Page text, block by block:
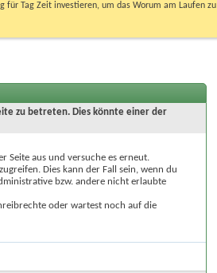
für Tag Zeit investieren, um das Worum am Laufen
zu betreten. Dies könnte einer der
Seite aus und versuche es erneut.
Dies kann der Fall sein, wenn du
bzw. andere nicht erlaubte
oder wartest noch auf die